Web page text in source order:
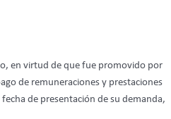
en virtud de que fue promovido por
de remuneraciones y prestaciones
de presentación de su demanda,